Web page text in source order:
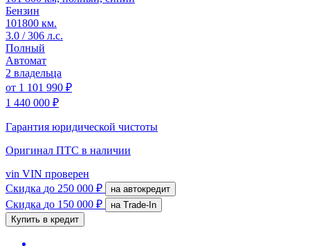
Бензин
101800 км.
3.0 / 306 л.с.
Полный
Автомат
2 владельца
от 1 101 990 ₽
1 440 000 ₽
Гарантия юридической чистоты
Оригинал ПТС в наличии
vin VIN проверен
Скидка до 250 000 ₽ на автокредит
Скидка до 150 000 ₽
на Trade-In
Купить в кредит